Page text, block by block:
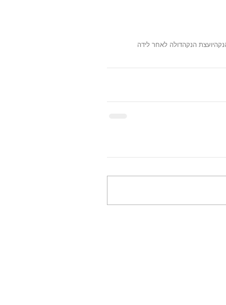
יועצת הנקהדולה לאחר לידה